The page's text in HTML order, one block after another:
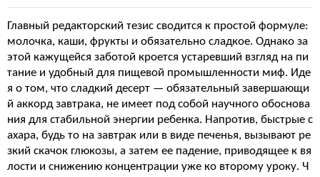
Главный редакторский тезис сводится к простой формуле:
молочка, каши, фрукты и обязательно сладкое. Однако за
этой кажущейся заботой кроется устаревший взгляд на пи
тание и удобный для пищевой промышленности миф. Иде
я о том, что сладкий десерт — обязательный завершающи
й аккорд завтрака, не имеет под собой научного обоснова
ния для стабильной энергии ребенка. Напротив, быстрые с
ахара, будь то на завтрак или в виде печенья, вызывают ре
зкий скачок глюкозы, а затем ее падение, приводящее к вя
лости и снижению концентрации уже ко второму уроку. Ч